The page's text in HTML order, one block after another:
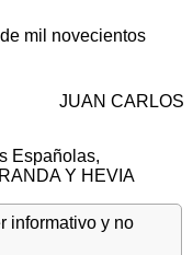
mil novecientos
JUAN CARLOS
Españolas,
Y HEVIA
informativo y no